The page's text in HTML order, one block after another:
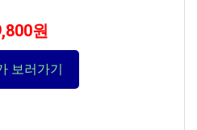
원
보러가기